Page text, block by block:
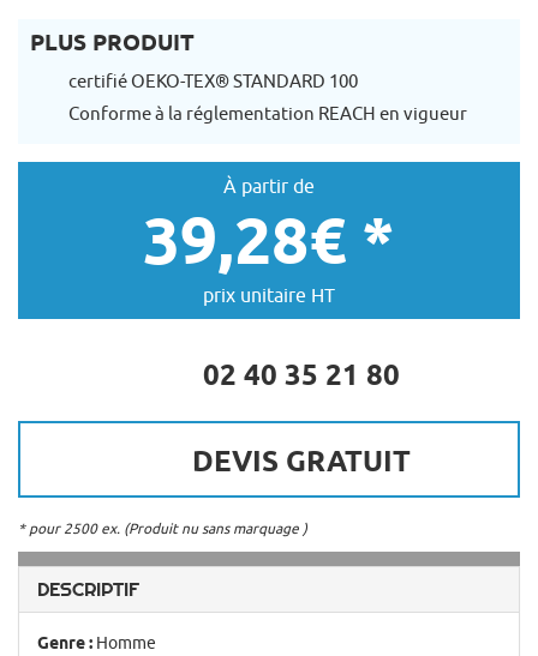
PLUS PRODUIT
certifié OEKO-TEX® STANDARD 100
Conforme à la réglementation REACH en vigueur
À partir de
39,28€ *
prix unitaire HT
02 40 35 21 80
DEVIS GRATUIT
* pour 2500 ex. (Produit nu sans marquage )
DESCRIPTIF
Genre : Homme